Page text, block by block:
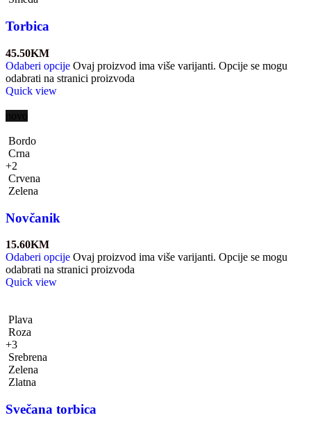
Torbica
45.50KM
Odaberi opcije Ovaj proizvod ima više varijanti. Opcije se mogu
odabrati na stranici proizvoda
Quick view
Bordo
Crna
+2
Crvena
Zelena
Novčanik
15.60KM
Odaberi opcije Ovaj proizvod ima više varijanti. Opcije se mogu
odabrati na stranici proizvoda
Quick view
Plava
Roza
+3
Srebrena
Zelena
Zlatna
Svečana torbica